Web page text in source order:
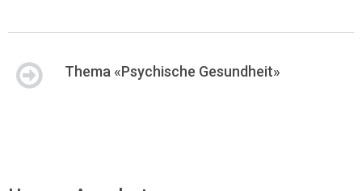
Thema «Psychische Gesundheit»